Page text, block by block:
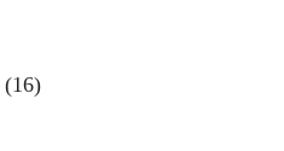
(16)